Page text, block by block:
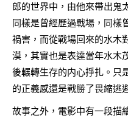
郎的世界中，由他來帶出鬼
同樣是曾經歷過戰場，同樣
禍害，而從戰場回來的水木
漠，其實也是表達當年水木
後輾轉生存的内心掙扎。只
的正義感還是戰勝了畏縮逃
故事之外，電影中有一段描